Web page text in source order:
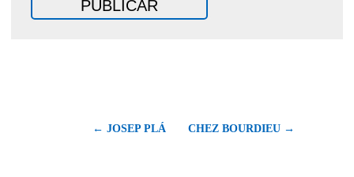
← JOSEP PLÁ CHEZ BOURDIEU →